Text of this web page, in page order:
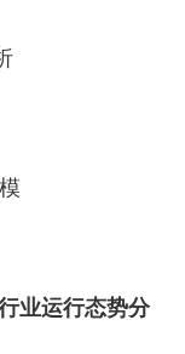
业运行态势分